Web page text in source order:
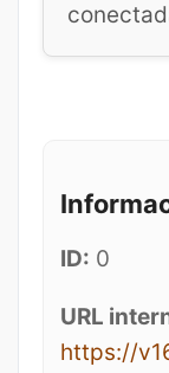
ID: 0
URL
https://